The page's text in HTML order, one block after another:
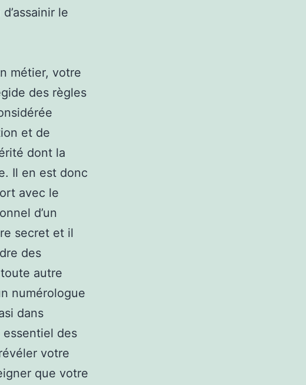
le
métier, votre
des règles
et de
dont la
Il en est donc
avec le
d’un
secret et il
des
autre
numérologue
dans
essentiel des
votre
que votre